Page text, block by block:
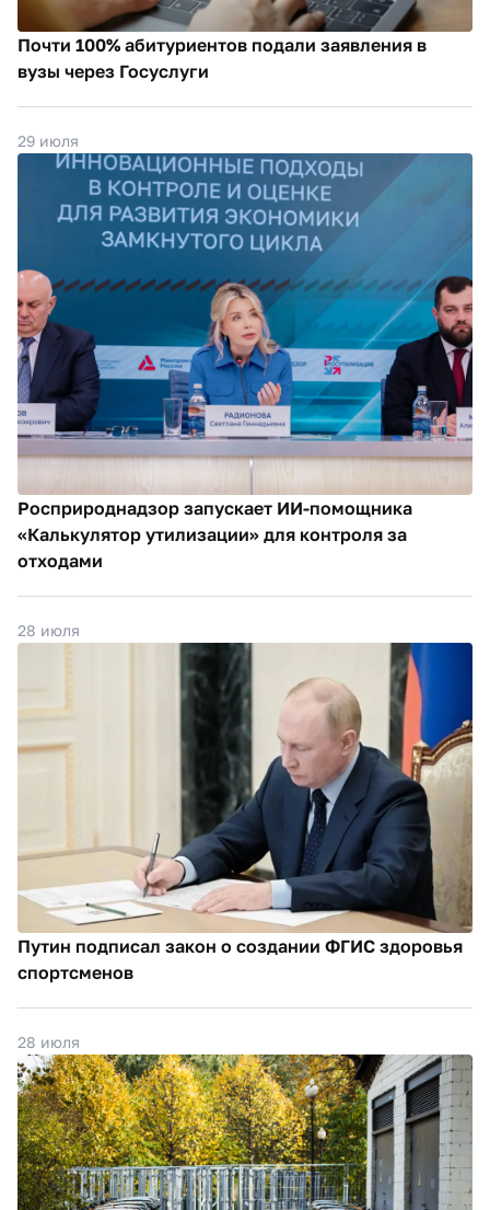
Почти 100% абитуриентов подали заявления в
вузы через Госуслуги
29 июля
Росприроднадзор запускает ИИ-помощника
«Калькулятор утилизации» для контроля за
отходами
28 июля
Путин подписал закон о создании ФГИС здоровья
спортсменов
28 июля